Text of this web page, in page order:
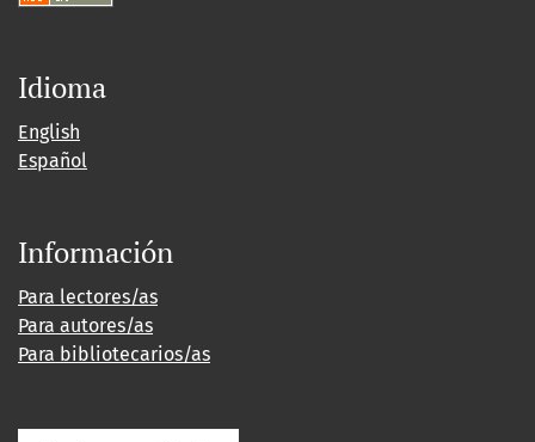
Idioma
English
Español
Información
Para lectores/as
Para autores/as
Para bibliotecarios/as